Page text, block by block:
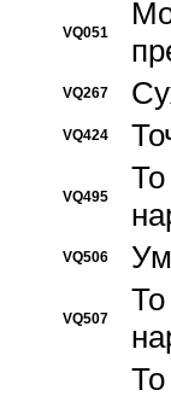
VQ051
VQ267
VQ424
VQ495
VQ506
VQ507